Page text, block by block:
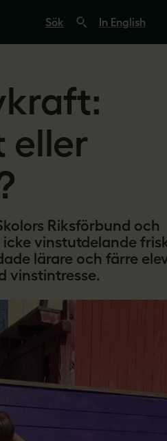
ö
p
r
i
g
e
.
s
e
In English
eller
Riksförbund och
vinstutdelande
lärare och färre
vinstintresse.